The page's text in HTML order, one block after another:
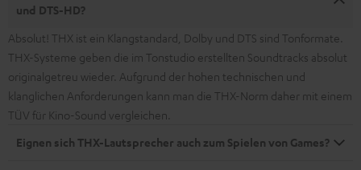
und DTS-HD?
Absolut! THX ist ein Klangstandard, Dolby und DTS sind Tonformate.
THX-Systeme geben die im Tonstudio erstellten Soundtracks absolut
originalgetreu wieder. Aufgrund der hohen technischen und
klanglichen Anforderungen kann man die THX-Norm daher mit einem
TÜV für Kino-Sound vergleichen.
Eignen sich THX-Lautsprecher auch zum Spielen von Games?